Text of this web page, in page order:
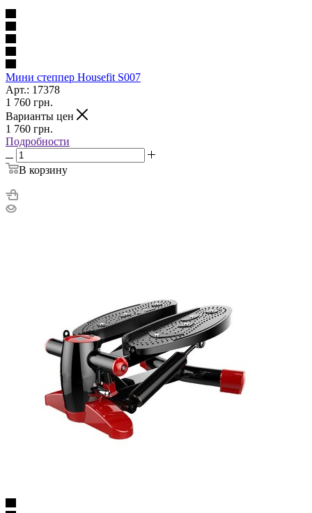
Мини степпер Housefit S007
Арт.: 17378
1 760 грн.
Варианты цен
1 760 грн.
Подробности
В корзину